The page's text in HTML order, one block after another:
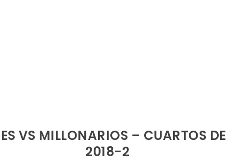
VS MILLONARIOS – CUARTOS
2018-2